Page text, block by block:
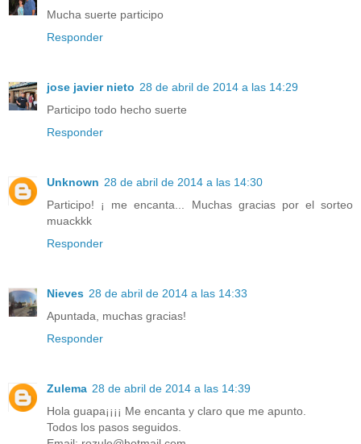
Mucha suerte participo
Responder
jose javier nieto 28 de abril de 2014 a las 14:29
Participo todo hecho suerte
Responder
Unknown 28 de abril de 2014 a las 14:30
Participo! ¡ me encanta... Muchas gracias por el sorteo
muackkk
Responder
Nieves 28 de abril de 2014 a las 14:33
Apuntada, muchas gracias!
Responder
Zulema 28 de abril de 2014 a las 14:39
Hola guapa¡¡¡¡ Me encanta y claro que me apunto.
Todos los pasos seguidos.